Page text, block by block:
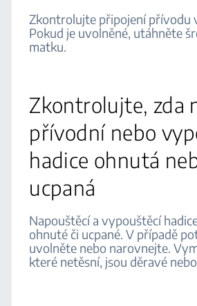
Zkontrolujte připojení přívodu
Pokud je uvolněné, utáhněte
matku.
Zkontrolujte, zda
přívodní nebo
hadice ohnutá
ucpaná
Napouštěcí a vypouštěcí
ohnuté či ucpané. V případě
uvolněte nebo narovnejte.
které netěsní, jsou děravé